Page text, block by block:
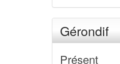
Gérondif
Présent